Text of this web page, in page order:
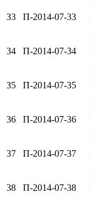
33 П-2014-07-33
34 П-2014-07-34
35 П-2014-07-35
36 П-2014-07-36
37 П-2014-07-37
38 П-2014-07-38